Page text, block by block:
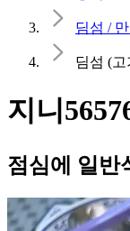
딤섬 /
딤섬 (
지니
점심에 일반